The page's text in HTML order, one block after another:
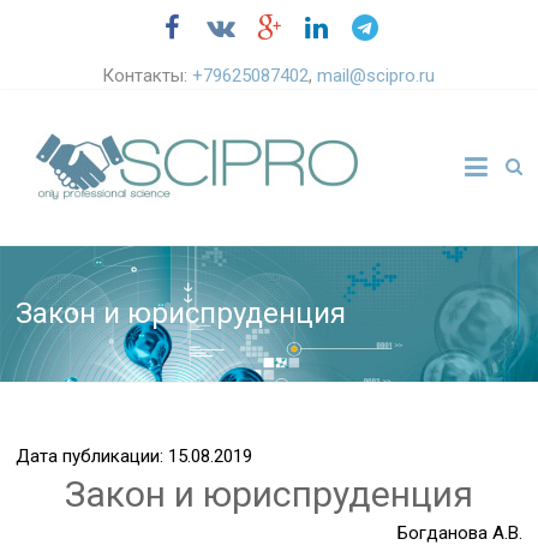
Контакты:+79625087402,mail@scipro.ru
Закон и юриспруденция
Дата публикации: 15.08.2019
Закон и юриспруденция
Богданова А.В.